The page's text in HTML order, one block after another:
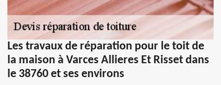
Les travaux de réparation pour le toit de
la maison à Varces Allieres Et Risset dans
le 38760 et ses environs